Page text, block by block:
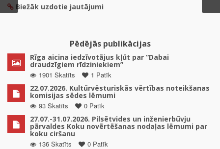
Biežāk uzdotie jautājumi
Pēdējās publikācijas
Rīga aicina iedzīvotājus kļūt par “Dabai
draudzīgiem rīdziniekiem”
1901 Skatīts
1 Patīk
22.07.2026. Kultūrvēsturiskās vērtības noteikšanas
komisijas sēdes lēmumi
93 Skatīts
0 Patīk
27.07.-31.07.2026. Pilsētvides un inženierbūvju
pārvaldes Koku novērtēšanas nodaļas lēmumi par
koku ciršanu
136 Skatīts
0 Patīk